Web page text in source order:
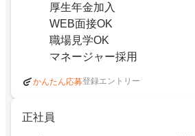
厚生年金加入
WEB面接OK
職場見学OK
マネージャー採用
かんたん応募登録エントリー
正社員